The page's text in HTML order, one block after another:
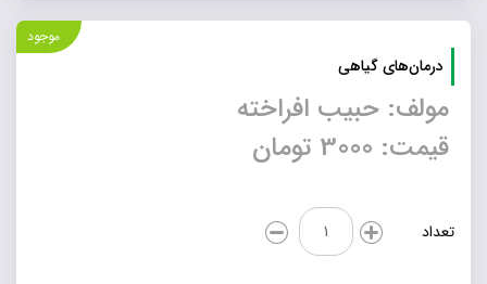
موجود
درمان‌های گیاهی
مولف: حبیب افراخته
قیمت: 3000 تومان
تعداد
درمان‌های
گیاهی
عدد